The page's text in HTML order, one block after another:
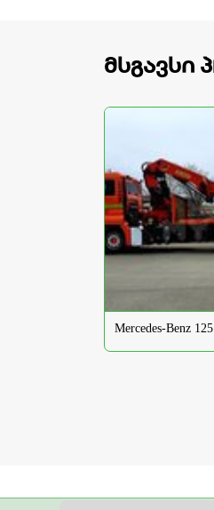
მსგავსი
Mercedes-Benz 125